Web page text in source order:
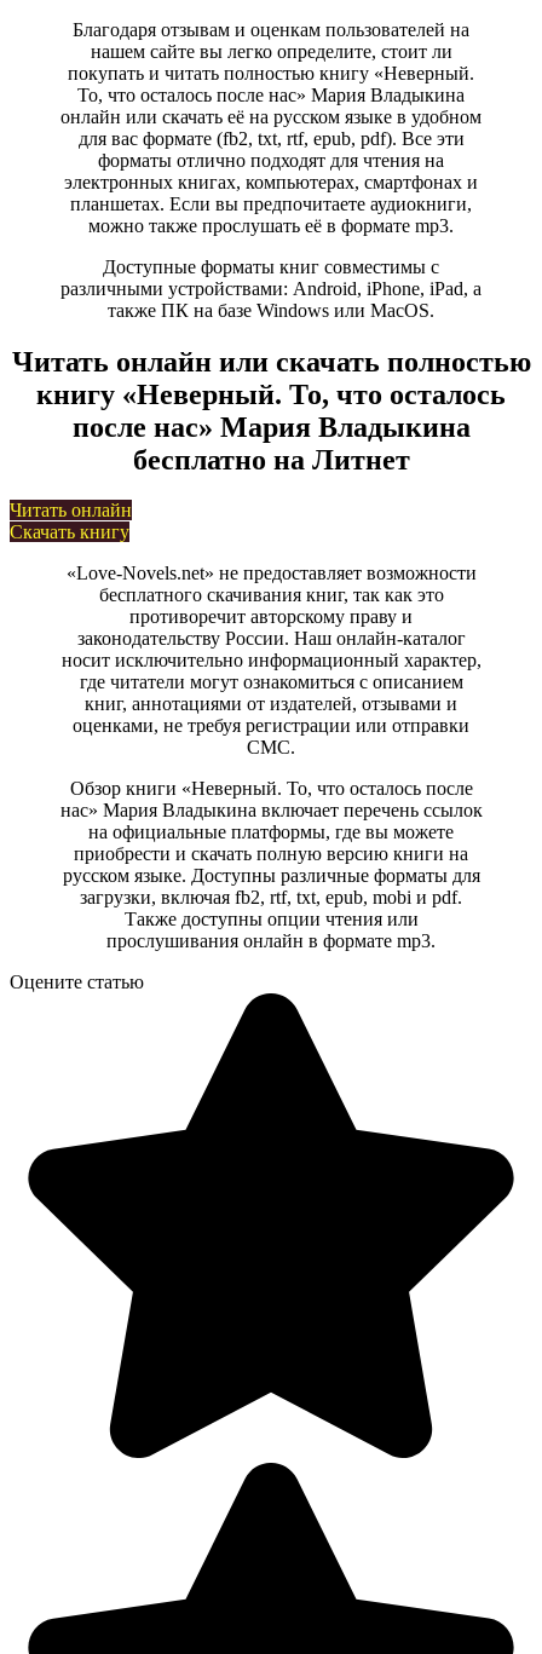
Благодаря отзывам и оценкам пользователей на
нашем сайте вы легко определите, стоит ли
покупать и читать полностью книгу «Неверный.
То, что осталось после нас» Мария Владыкина
онлайн или скачать её на русском языке в удобном
для вас формате (fb2, txt, rtf, epub, pdf). Все эти
форматы отлично подходят для чтения на
электронных книгах, компьютерах, смартфонах и
планшетах. Если вы предпочитаете аудиокниги,
можно также прослушать её в формате mp3.
Доступные форматы книг совместимы с
различными устройствами: Android, iPhone, iPad, а
также ПК на базе Windows или MacOS.
Читать онлайн или скачать полностью
книгу «Неверный. То, что осталось
после нас» Мария Владыкина
бесплатно на Литнет
Читать онлайн
Скачать книгу
«Love-Novels.net» не предоставляет возможности
бесплатного скачивания книг, так как это
противоречит авторскому праву и
законодательству России. Наш онлайн-каталог
носит исключительно информационный характер,
где читатели могут ознакомиться с описанием
книг, аннотациями от издателей, отзывами и
оценками, не требуя регистрации или отправки
СМС.
Обзор книги «Неверный. То, что осталось после
нас» Мария Владыкина включает перечень ссылок
на официальные платформы, где вы можете
приобрести и скачать полную версию книги на
русском языке. Доступны различные форматы для
загрузки, включая fb2, rtf, txt, epub, mobi и pdf.
Также доступны опции чтения или
прослушивания онлайн в формате mp3.
Оцените статью